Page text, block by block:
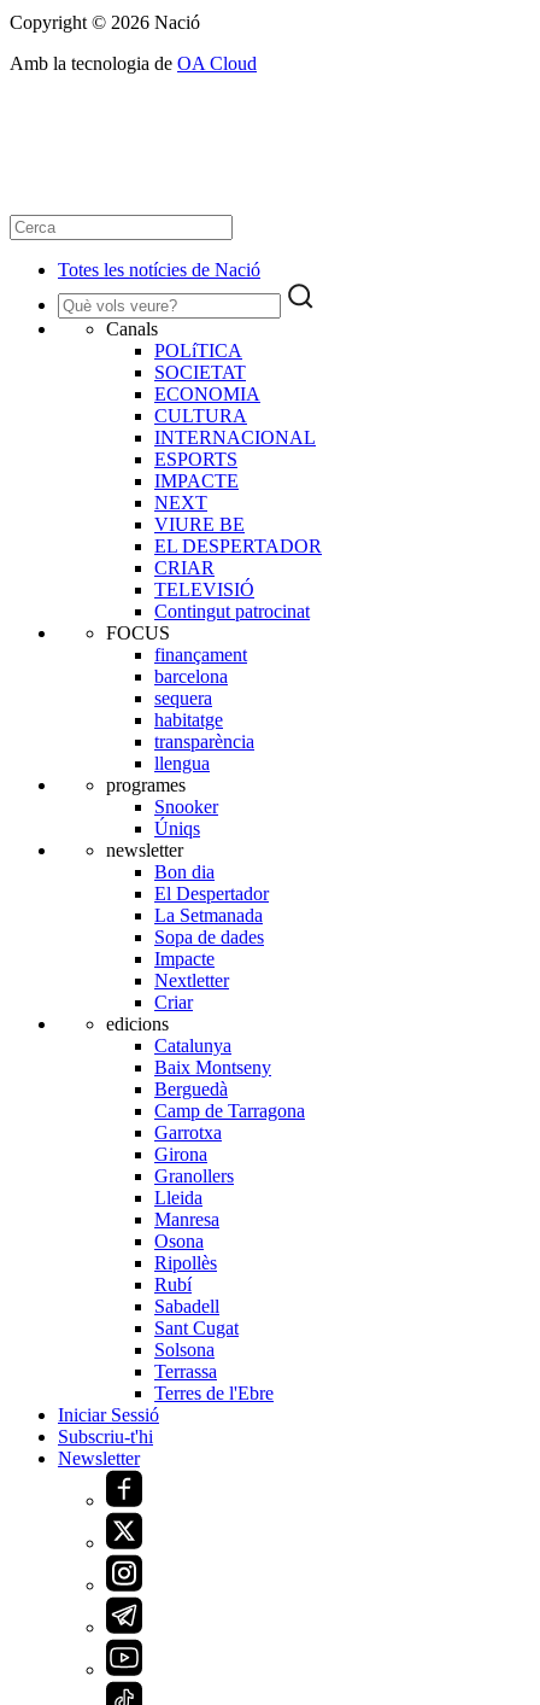
Copyright © 2026 Nació
Amb la tecnologia de OA Cloud
Totes les notícies de Nació
Canals
POLíTICA
SOCIETAT
ECONOMIA
CULTURA
INTERNACIONAL
ESPORTS
IMPACTE
NEXT
VIURE BE
EL DESPERTADOR
CRIAR
TELEVISIÓ
Contingut patrocinat
FOCUS
finançament
barcelona
sequera
habitatge
transparència
llengua
programes
Snooker
Úniqs
newsletter
Bon dia
El Despertador
La Setmanada
Sopa de dades
Impacte
Nextletter
Criar
edicions
Catalunya
Baix Montseny
Berguedà
Camp de Tarragona
Garrotxa
Girona
Granollers
Lleida
Manresa
Osona
Ripollès
Rubí
Sabadell
Sant Cugat
Solsona
Terrassa
Terres de l'Ebre
Iniciar Sessió
Subscriu-t'hi
Newsletter